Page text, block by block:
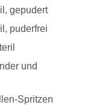
gepudert
puderfrei
und
Spritzen